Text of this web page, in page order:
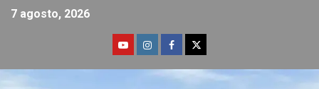
7 agosto, 2026